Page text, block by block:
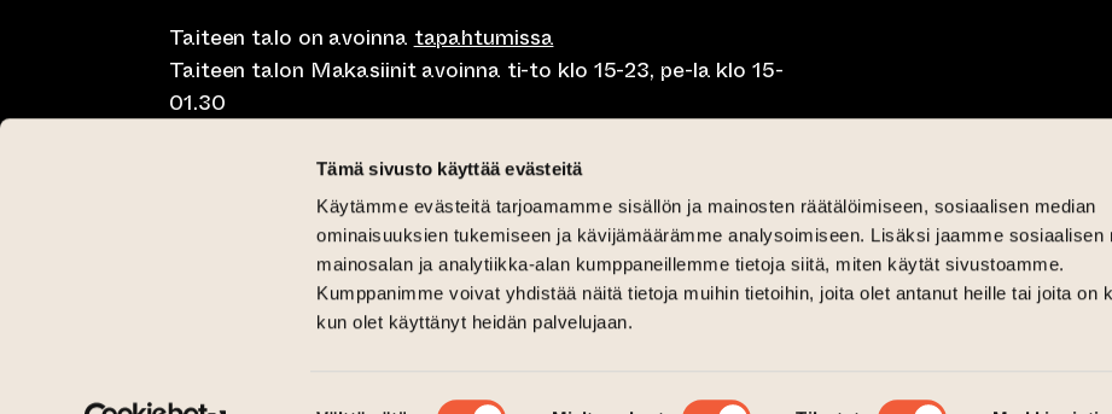
Tämä sivusto käyttää evästeitä
Käytämme evästeitä tarjoamamme sisällön ja mainosten räätälöimiseen, sosiaalisen median
ominaisuuksien tukemiseen ja kävijämäärämme analysoimiseen. Lisäksi jaamme sosiaalisen
mainosalan ja analytiikka-alan kumppaneillemme tietoja siitä, miten käytät sivustoamme.
Kumppanimme voivat yhdistää näitä tietoja muihin tietoihin, joita olet antanut heille tai joita on
kun olet käyttänyt heidän palvelujaan.
Taiteen talo on avoinna tapahtumissa
Taiteen talon Makasiinit avoinna ti-to klo 15-23, pe-la klo 15-
01.30
Café Elephanten su-ma klo 10-20, ti-to klo 10-23, pe-la klo 10-
Pegasus Taiteen talo ma-pe lounas klo 10.30-15, la lounas klo
11-15 ja brunssi su klo 11-15
Kriittinen Galleria ti-su 12-18
Galleria Aski ti-pe 12-18 ja la-su 12-16
Taiteen talo Facebookissa
(siirtyy toiseen verkkopalveluun)
Taiteen talo Instagramissa
(siirtyy toiseen verkkopalveluun)